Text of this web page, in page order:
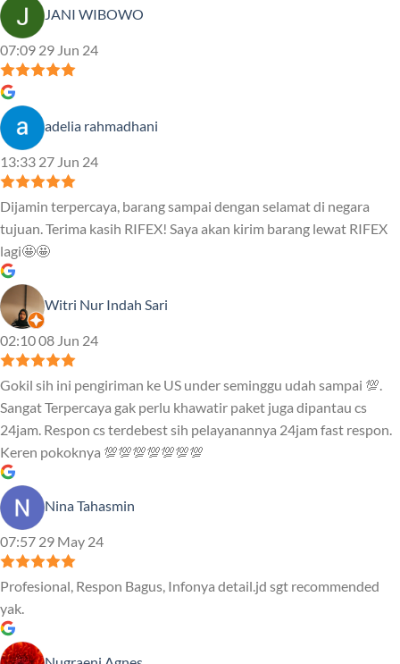
JANI WIBOWO
07:09 29 Jun 24
adelia rahmadhani
13:33 27 Jun 24
Dijamin terpercaya, barang sampai dengan selamat di negara
tujuan. Terima kasih RIFEX! Saya akan kirim barang lewat RIFEX
lagi🤩🤩
Witri Nur Indah Sari
02:10 08 Jun 24
Gokil sih ini pengiriman ke US under seminggu udah sampai 💯.
Sangat Terpercaya gak perlu khawatir paket juga dipantau cs
24jam. Respon cs terdebest sih pelayanannya 24jam fast respon.
Keren pokoknya 💯💯💯💯💯💯💯
Nina Tahasmin
07:57 29 May 24
Profesional, Respon Bagus, Infonya detail.jd sgt recommended
yak.